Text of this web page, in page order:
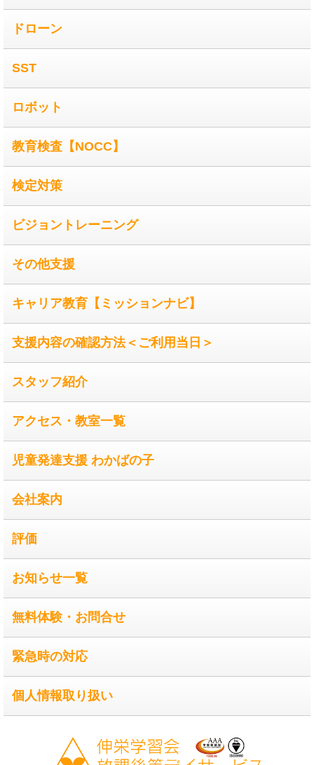
ドローン
SST
ロボット
教育検査【NOCC】
検定対策
ビジョントレーニング
その他支援
キャリア教育【ミッションナビ】
支援内容の確認方法＜ご利用当日＞
スタッフ紹介
アクセス・教室一覧
児童発達支援 わかばの子
会社案内
評価
お知らせ一覧
無料体験・お問合せ
緊急時の対応
個人情報取り扱い